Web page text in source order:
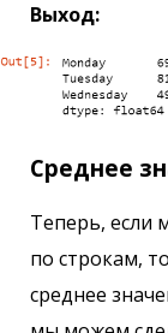
Выход:
Среднее
Теперь, если
по строкам,
среднее